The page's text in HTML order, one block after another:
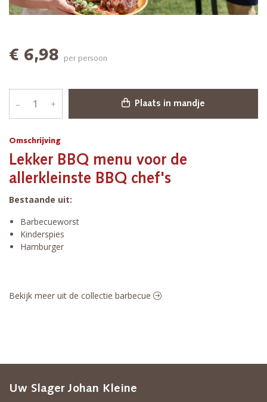
Omschrijving
Lekker BBQ menu voor de
allerkleinste BBQ chef's
Bestaande uit:
Barbecueworst
Kinderspies
Hamburger
€ 6,98 per persoon
– + Plaats in mandje
Bekijk meer uit de collectie barbecue
Uw Slager Johan Kleine